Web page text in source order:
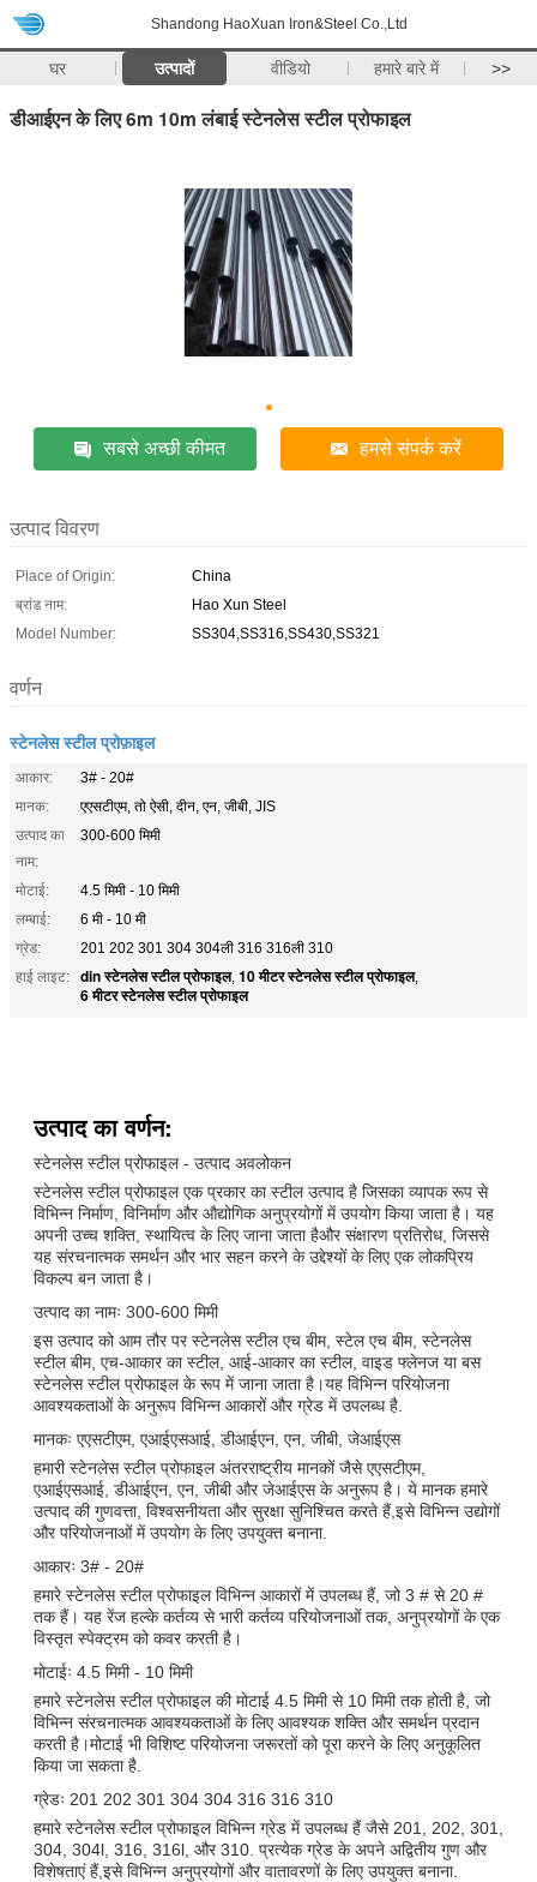
Shandong HaoXuan Iron&Steel Co.,Ltd
घर उत्पादों वीडियो हमारे बारे में >>
डीआईएन के लिए 6m 10m लंबाई स्टेनलेस स्टील प्रोफाइल
सबसे अच्छी कीमत हमसे संपर्क करें
उत्पाद विवरण
Place of Origin:
China
ब्रांड नाम:
Hao Xun Steel
Model Number:
SS304,SS316,SS430,SS321
वर्णन
स्टेनलेस स्टील प्रोफ़ाइल
आकार:
3# - 20#
मानक:
एएसटीएम, तो ऐसी, दीन, एन, जीबी, JIS
उत्पाद का
नाम:
300-600 मिमी
मोटाई:
4.5 मिमी - 10 मिमी
लम्बाई:
6 मी - 10 मी
ग्रेड:
201 202 301 304 304ली 316 316ली 310
हाई लाइट:
din स्टेनलेस स्टील प्रोफाइल, 10 मीटर स्टेनलेस स्टील प्रोफाइल,
6 मीटर स्टेनलेस स्टील प्रोफाइल
उत्पाद का वर्णन:
स्टेनलेस स्टील प्रोफाइल - उत्पाद अवलोकन
स्टेनलेस स्टील प्रोफाइल एक प्रकार का स्टील उत्पाद है जिसका व्यापक रूप से
विभिन्न निर्माण, विनिर्माण और औद्योगिक अनुप्रयोगों में उपयोग किया जाता है। यह
अपनी उच्च शक्ति, स्थायित्व के लिए जाना जाता हैऔर संक्षारण प्रतिरोध, जिससे
यह संरचनात्मक समर्थन और भार सहन करने के उद्देश्यों के लिए एक लोकप्रिय
विकल्प बन जाता है।
उत्पाद का नामः 300-600 मिमी
इस उत्पाद को आम तौर पर स्टेनलेस स्टील एच बीम, स्टेल एच बीम, स्टेनलेस
स्टील बीम, एच-आकार का स्टील, आई-आकार का स्टील, वाइड फ्लेनज या बस
स्टेनलेस स्टील प्रोफाइल के रूप में जाना जाता है।यह विभिन्न परियोजना
आवश्यकताओं के अनुरूप विभिन्न आकारों और ग्रेड में उपलब्ध है.
मानकः एएसटीएम, एआईएसआई, डीआईएन, एन, जीबी, जेआईएस
हमारी स्टेनलेस स्टील प्रोफाइल अंतरराष्ट्रीय मानकों जैसे एएसटीएम,
एआईएसआई, डीआईएन, एन, जीबी और जेआईएस के अनुरूप है। ये मानक हमारे
उत्पाद की गुणवत्ता, विश्वसनीयता और सुरक्षा सुनिश्चित करते हैं,इसे विभिन्न उद्योगों
और परियोजनाओं में उपयोग के लिए उपयुक्त बनाना.
आकारः 3# - 20#
हमारे स्टेनलेस स्टील प्रोफाइल विभिन्न आकारों में उपलब्ध हैं, जो 3 # से 20 #
तक हैं। यह रेंज हल्के कर्तव्य से भारी कर्तव्य परियोजनाओं तक, अनुप्रयोगों के एक
विस्तृत स्पेक्ट्रम को कवर करती है।
मोटाईः 4.5 मिमी - 10 मिमी
हमारे स्टेनलेस स्टील प्रोफाइल की मोटाई 4.5 मिमी से 10 मिमी तक होती है, जो
विभिन्न संरचनात्मक आवश्यकताओं के लिए आवश्यक शक्ति और समर्थन प्रदान
करती है।मोटाई भी विशिष्ट परियोजना जरूरतों को पूरा करने के लिए अनुकूलित
किया जा सकता है.
ग्रेडः 201 202 301 304 304 316 316 310
हमारे स्टेनलेस स्टील प्रोफाइल विभिन्न ग्रेड में उपलब्ध हैं जैसे 201, 202, 301,
304, 304l, 316, 316l, और 310. प्रत्येक ग्रेड के अपने अद्वितीय गुण और
विशेषताएं हैं,इसे विभिन्न अनुप्रयोगों और वातावरणों के लिए उपयुक्त बनाना.